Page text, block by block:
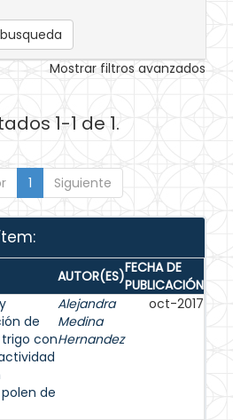
Mostrar filtros avanzados
1-1 de 1.
1 Siguiente
AUTOR(ES)FECHA DE
PUBLICACIÓN
de
con
de
Alejandra
Medina
Hernandez
oct-2017